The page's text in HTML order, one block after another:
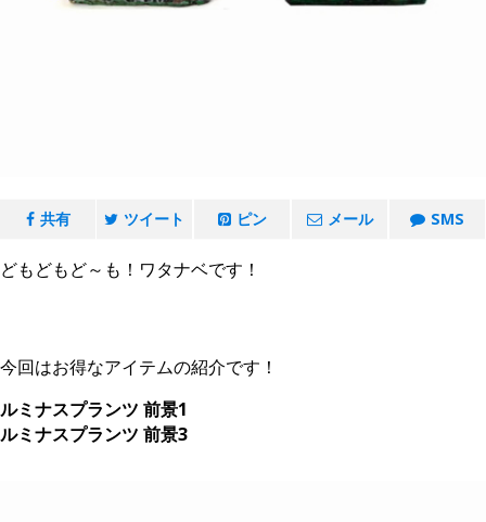
共有 ツイート ピン メール SMS
どもどもど～も！ワタナベです！
今回はお得なアイテムの紹介です！
ルミナスプランツ 前景1
ルミナスプランツ 前景3